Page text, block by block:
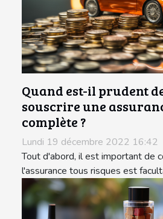
Quand est-il prudent
souscrire une
complète ?
Lundi 19 décembre 2022 16:42
Tout d'abord, il est important de
l'assurance tous risques est